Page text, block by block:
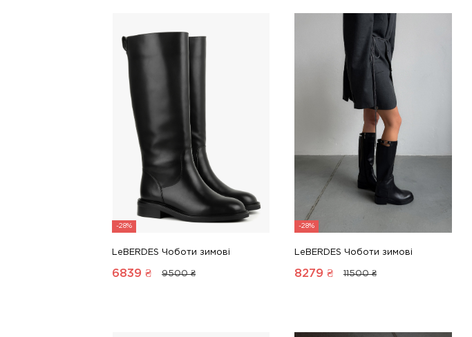
-28%
LeBERDES Чоботи зимові
6839 ₴ 9500 ₴
-28%
LeBERDES Чоботи зимові
8279 ₴ 11500 ₴